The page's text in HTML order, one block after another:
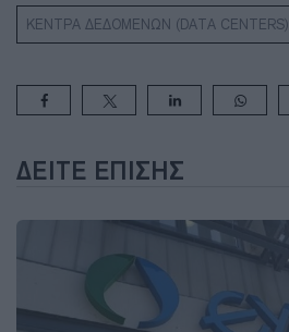
ΚΕΝΤΡΑ ΔΕΔΟΜΕΝΩΝ (DATA CENTERS)
ΔΕΊΤΕ ΕΠΊΣΗΣ